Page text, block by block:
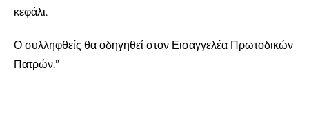
κεφάλι.
Ο συλληφθείς θα οδηγηθεί στον Εισαγγελέα Πρωτοδικών
Πατρών.”